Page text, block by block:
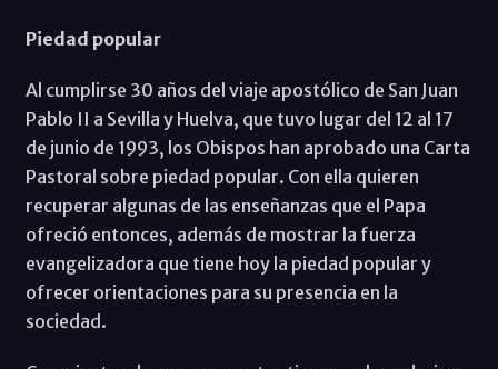
Piedad popular
Al cumplirse 30 años del viaje apostólico de San Juan
Pablo II a Sevilla y Huelva, que tuvo lugar del 12 al 17
de junio de 1993, los Obispos han aprobado una Carta
Pastoral sobre piedad popular. Con ella quieren
recuperar algunas de las enseñanzas que el Papa
ofreció entonces, además de mostrar la fuerza
evangelizadora que tiene hoy la piedad popular y
ofrecer orientaciones para su presencia en la
sociedad.